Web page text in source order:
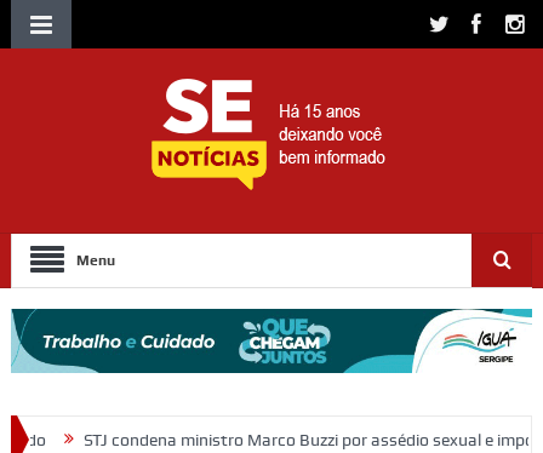
Menu
ministro Marco Buzzi por assédio sexual e importunação